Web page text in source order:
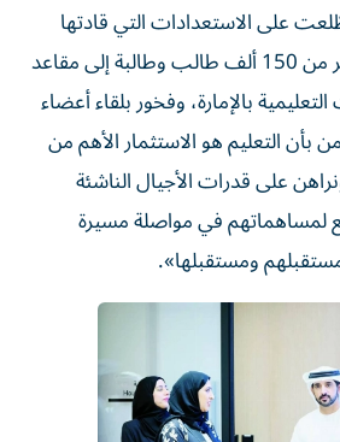
على الاستعدادات التي قادتها
الهيئة لضمان عودة أكثر من 150 ألف طالب وطالبة إلى مقاعد
بالإمارة، وفخور بلقاء أعضاء
التعليم هو الاستثمار الأهم من
على قدرات الأجيال الناشئة
لمساهماتهم في مواصلة مسيرة
ومستقبلها».